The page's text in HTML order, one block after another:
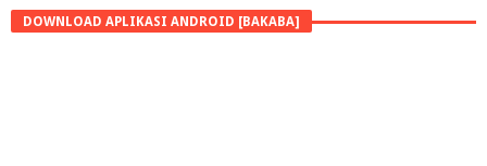
DOWNLOAD APLIKASI ANDROID [BAKABA]